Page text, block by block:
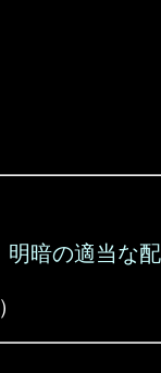
暗の適当な配